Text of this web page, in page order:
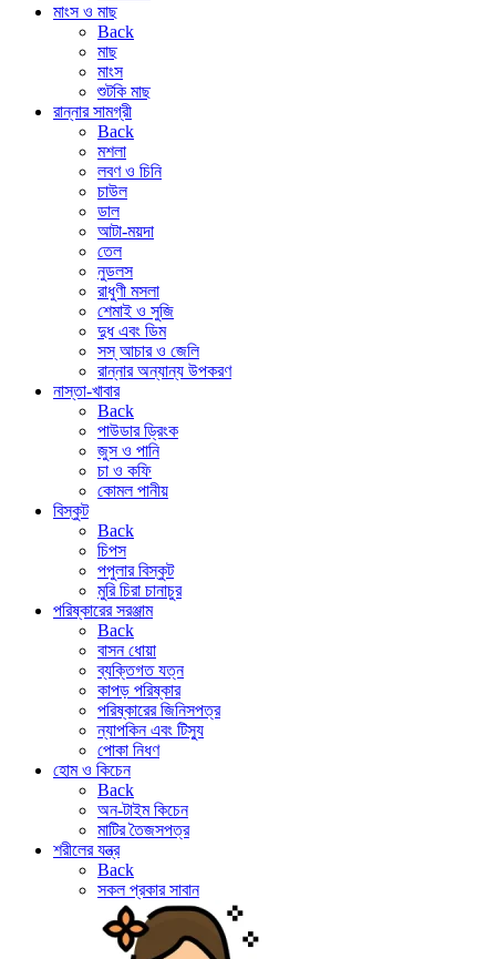
মাংস ও মাছ
Back
মাছ
মাংস
শুটকি মাছ
রান্নার সামগ্রী
Back
মশলা
লবণ ও চিনি
চাউল
ডাল
আটা-ময়দা
তেল
নুডলস
রাধুণী মসলা
শেমাই ও সুজি
দুধ এবং ডিম
সস্ আচার ও জেলি
রান্নার অন্যান্য উপকরণ
নাস্তা-খাবার
Back
পাউডার ড্রিংক
জুস ও পানি
চা ও কফি
কোমল পানীয়
বিস্কুট
Back
চিপস
পপুলার বিস্কুট
মুরি চিরা চানাচুর
পরিষ্কারের সরঞ্জাম
Back
বাসন ধোয়া
ব্যক্তিগত যত্ন
কাপড় পরিষ্কার
পরিষ্কারের জিনিসপত্র
ন্যাপকিন এবং টিস্যু
পোকা নিধণ
হোম ও কিচেন
Back
অন-টাইম কিচেন
মাটির তৈজসপত্র
শরীলের যন্ত্র
Back
সকল প্রকার সাবান